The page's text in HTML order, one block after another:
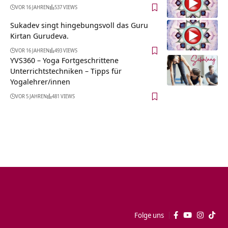
VOR 16 JAHREN 537 VIEWS
Sukadev singt hingebungsvoll das Guru
Kirtan Gurudeva.
VOR 16 JAHREN 493 VIEWS
YVS360 – Yoga Fortgeschrittene
Unterrichtstechniken – Tipps für
Yogalehrer/innen
VOR 5 JAHREN 481 VIEWS
Folge uns